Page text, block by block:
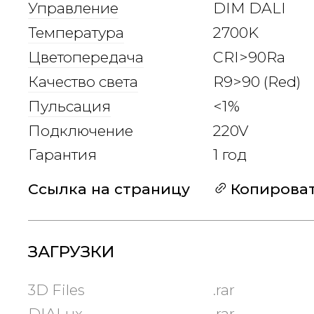
Пульсация
<1%
Подключение
220V
Цветопередача
CRI>90Ra
Качество света
R9>90 (Red)
Управление
DIM DALI
Температура
2700K
Гарантия
1 год
Ссылка на страницу
ЗАГРУЗКИ
3D Files
.rar